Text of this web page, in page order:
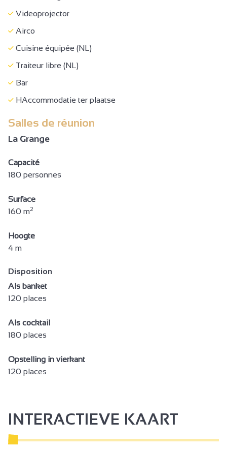
Videoprojector
Airco
Cuisine équipée (NL)
Traiteur libre (NL)
Bar
HAccommodatie ter plaatse
Salles de réunion
La Grange
Capacité
180 personnes
Surface
160 m2
Hoogte
4 m
Disposition
Als banket
120 places
Als cocktail
180 places
Opstelling in vierkant
120 places
INTERACTIEVE KAART